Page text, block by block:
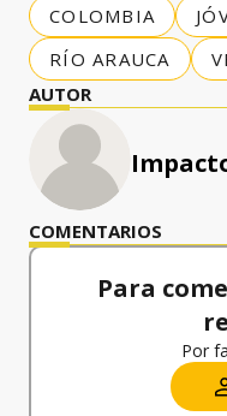
COLOMBIA
RÍO ARAUCA
AUTOR
COMENTARIOS
Para
Por